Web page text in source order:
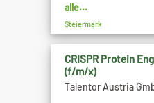
alle...
Steiermark
CRISPR Protein
(f/m/x)
Talentor Austria